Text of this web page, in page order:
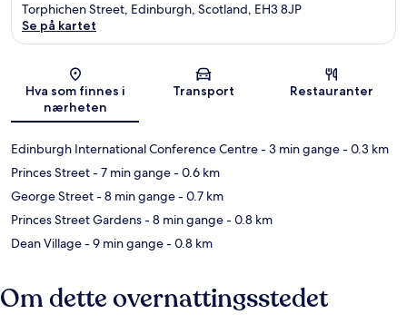
Kart
Torphichen Street, Edinburgh, Scotland, EH3 8JP
Se på kartet
Hva som finnes i
nærheten
Transport Restauranter
Edinburgh International Conference Centre- 3 min gange- 0.3 km
Princes Street- 7 min gange- 0.6 km
George Street- 8 min gange- 0.7 km
Princes Street Gardens- 8 min gange- 0.8 km
Dean Village- 9 min gange- 0.8 km
Om dette overnattingsstedet